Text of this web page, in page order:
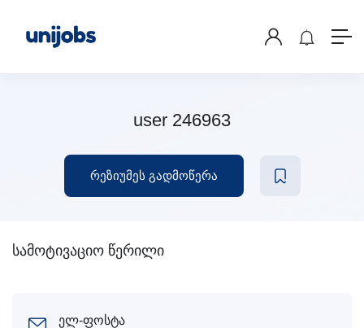
user 246963
რეზიუმეს გადმოწერა
სამოტივაციო წერილი
ელ-ფოსტა